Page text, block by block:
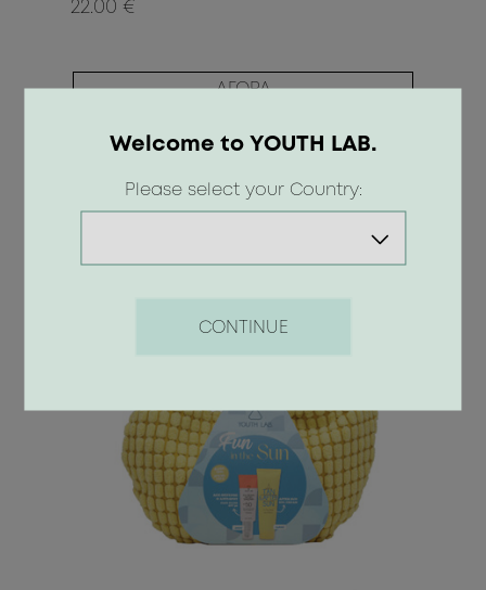
22.00 €
ΑΓΟΡΑ
Welcome to YOUTH LAB.
Please select your Country:
CONTINUE